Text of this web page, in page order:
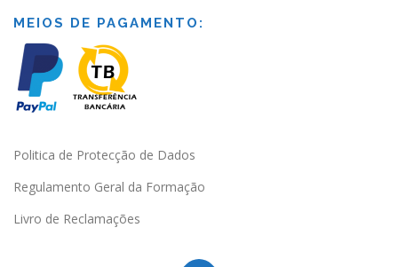
MEIOS DE PAGAMENTO:
Politica de Protecção de Dados
Regulamento Geral da Formação
Livro de Reclamações